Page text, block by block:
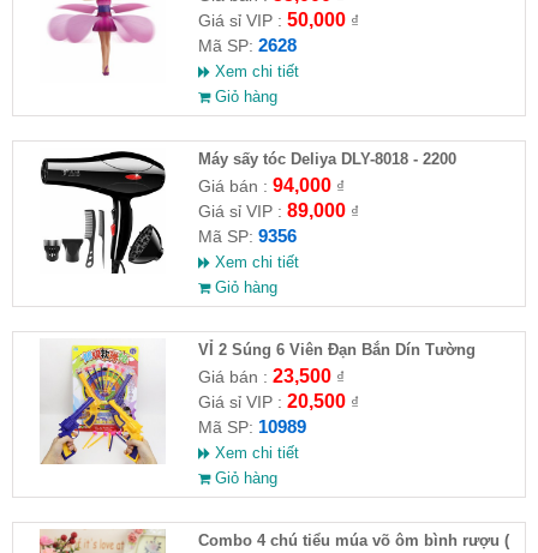
Giá sỉ VIP : 50,000₫
Mã SP: 2628
Xem chi tiết
Giỏ hàng
Máy sấy tóc Deliya DLY-8018 - 2200
Giá bán : 94,000₫
Giá sỉ VIP : 89,000₫
Mã SP: 9356
Xem chi tiết
Giỏ hàng
VỈ 2 Súng 6 Viên Đạn Bắn Dín Tường
Giá bán : 23,500₫
Giá sỉ VIP : 20,500₫
Mã SP: 10989
Xem chi tiết
Giỏ hàng
Combo 4 chú tiểu múa võ ôm bình rượu (